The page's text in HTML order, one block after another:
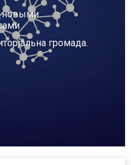
новыми
громада.